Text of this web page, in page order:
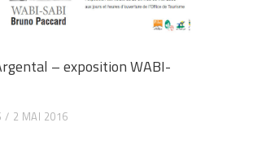
– exposition WABI-
2 MAI 2016